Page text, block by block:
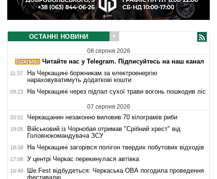
ОСТАННІ НОВИНИ
08 серпня 2026
Читайте нас у Telegram. Підписуйтесь на наш канал
11:37
На Черкащині боржникам за електроенергію
нараховуватимуть додаткові кошти
09:23 На Черкащині через підпал сухої трави вогонь пошкодив ліс
07 серпня 2026
20:01 Черкащанин незаконно виловив 70 кілограмів риби
19:05
Військовий із Чорнобая отримав "Срібний хрест" від
Головнокомандувача ЗСУ
18:08 На Черкащині загорівся полігон твердих побутових відходів
17:06 У центрі Черкас перекинулася автівка
16:49
Ше.Fest відбудеться: Черкаська ОВА погодила проведення
фестивалю